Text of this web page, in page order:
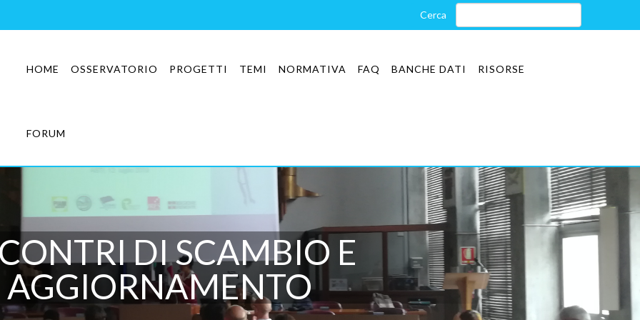
HOME OSSERVATORIO PROGETTI TEMI NORMATIVA FAQ BANCHE DATI RISORSE
FORUM
DI SCAMBIO E
AGGIORNAMENTO